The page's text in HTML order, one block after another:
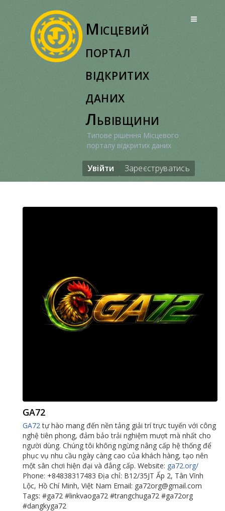
Місцевий
портал
відкритих
даних
Львівщини
Типове рішення Місцевого
порталу відкритих даних
Увійти Зареєструватись
GA72
GA72tự hào mang đến nền tảng giải trí trực tuyến với công
nghệ tiên phong, đảm bảo trải nghiệm mượt mà nhất cho
người dùng. Chúng tôi không ngừng nâng cấp hệ thống để
phục vụ nhu cầu ngày càng cao của khách hàng, tạo nên
một sân chơi hiện đại và đẳng cấp. Website: ga72.org/
Phone: +84838317483 Địa chỉ: B12/35JT Ấp 2, Tân Vĩnh
Lộc, Hồ Chí Minh, Việt Nam Email: ga72org@gmail.com
Tags: #ga72 #linkvaoga72 #trangchuga72 #ga72org
#dangkyga72